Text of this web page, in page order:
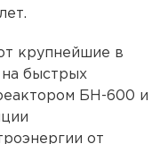
крупнейшие в
быстрых
БН-600 и
от